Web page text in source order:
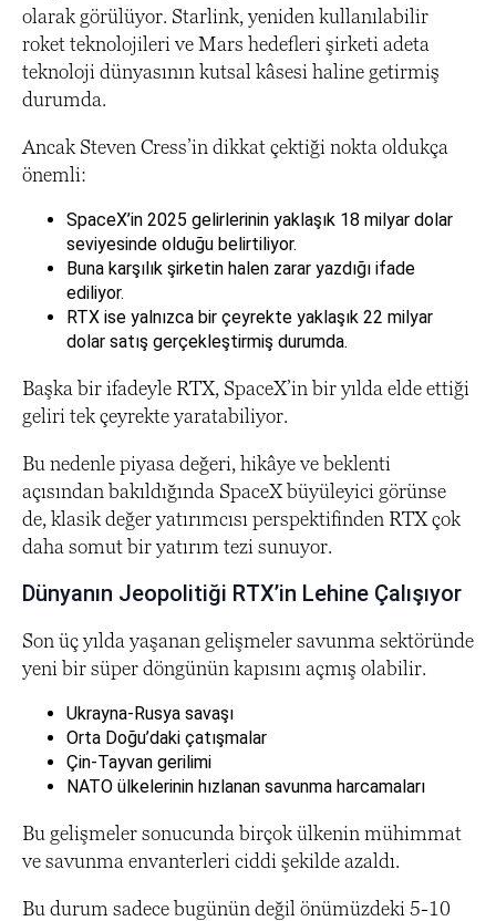
olarak görülüyor. Starlink, yeniden kullanılabilir
roket teknolojileri ve Mars hedefleri şirketi adeta
teknoloji dünyasının kutsal kâsesi haline getirmiş
durumda.
Ancak Steven Cress’in dikkat çektiği nokta oldukça
önemli:
SpaceX’in 2025 gelirlerinin yaklaşık 18 milyar dolar
seviyesinde olduğu belirtiliyor.
Buna karşılık şirketin halen zarar yazdığı ifade
ediliyor.
RTX ise yalnızca bir çeyrekte yaklaşık 22 milyar
dolar satış gerçekleştirmiş durumda.
Başka bir ifadeyle RTX, SpaceX’in bir yılda elde ettiği
geliri tek çeyrekte yaratabiliyor.
Bu nedenle piyasa değeri, hikâye ve beklenti
açısından bakıldığında SpaceX büyüleyici görünse
de, klasik değer yatırımcısı perspektifinden RTX çok
daha somut bir yatırım tezi sunuyor.
Dünyanın Jeopolitiği RTX’in Lehine Çalışıyor
Son üç yılda yaşanan gelişmeler savunma sektöründe
yeni bir süper döngünün kapısını açmış olabilir.
Ukrayna-Rusya savaşı
Orta Doğu’daki çatışmalar
Çin-Tayvan gerilimi
NATO ülkelerinin hızlanan savunma harcamaları
Bu gelişmeler sonucunda birçok ülkenin mühimmat
ve savunma envanterleri ciddi şekilde azaldı.
Bu durum sadece bugünün değil önümüzdeki 5-10